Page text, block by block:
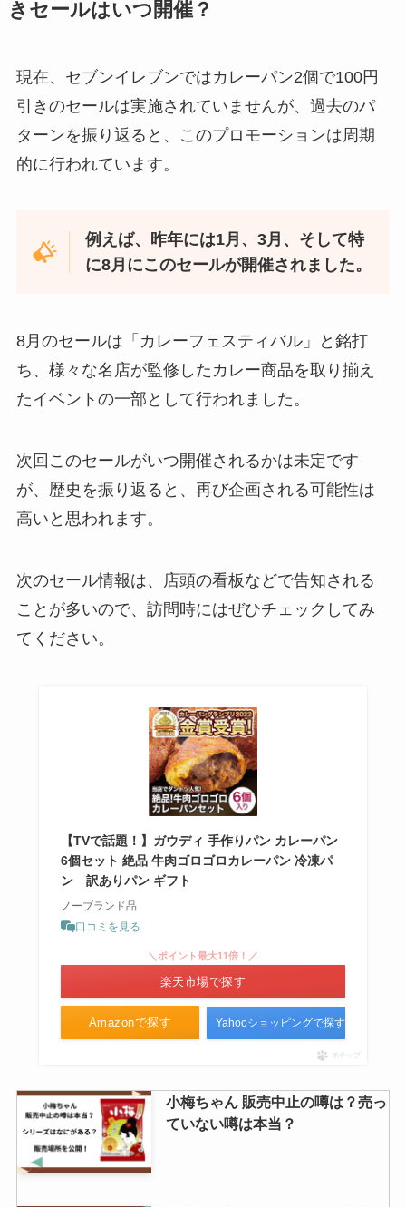
きセールはいつ開催？
現在、セブンイレブンではカレーパン2個で100円
引きのセールは実施されていませんが、過去のパ
ターンを振り返ると、このプロモーションは周期
的に行われています。
例えば、昨年には1月、3月、そして特
に8月にこのセールが開催されました。
8月のセールは「カレーフェスティバル」と銘打
ち、様々な名店が監修したカレー商品を取り揃え
たイベントの一部として行われました。
次回このセールがいつ開催されるかは未定です
が、歴史を振り返ると、再び企画される可能性は
高いと思われます。
次のセール情報は、店頭の看板などで告知される
ことが多いので、訪問時にはぜひチェックしてみ
てください。
【TVで話題！】ガウディ 手作りパン カレーパン
6個セット 絶品 牛肉ゴロゴロカレーパン 冷凍パ
ン 訳ありパン ギフト
ノーブランド品
口コミを見る
Amazonで探す
＼ポイント最大11倍！／
楽天市場で探す
Yahooショッピングで探す
ポチップ
小梅ちゃん 販売中止の噂は？売っ
ていない噂は本当？